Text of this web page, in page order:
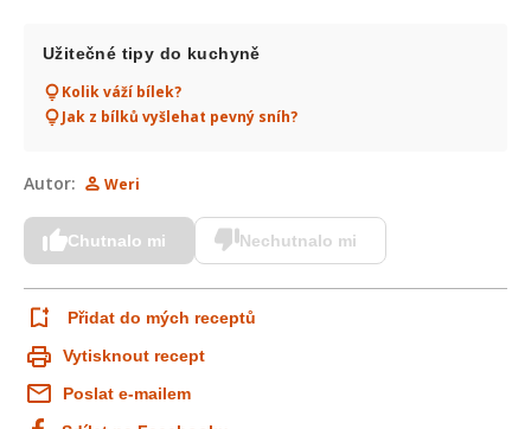
Užitečné tipy do kuchyně
Kolik váží bílek?
Jak z bílků vyšlehat pevný sníh?
Autor: Weri
Chutnalo mi Nechutnalo mi
Přidat do mých receptů
Vytisknout recept
Poslat e-mailem